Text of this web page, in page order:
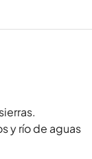
y río de aguas